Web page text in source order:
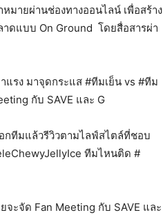
มายผ่านช่องทางออนไลน์ เพื่อสร้าง
ดแบบ On Ground โดยสื่อสารผ่า
แรง มาจุดกระแส #ทีมเย็น vs #ทีม
กับ SAVE และ G
กทีมแล้วรีวิวตามไลฟ์สไตล์ที่ชอบ
ทีมไหนติด #
ะจัด Fan Meeting กับ SAVE และ